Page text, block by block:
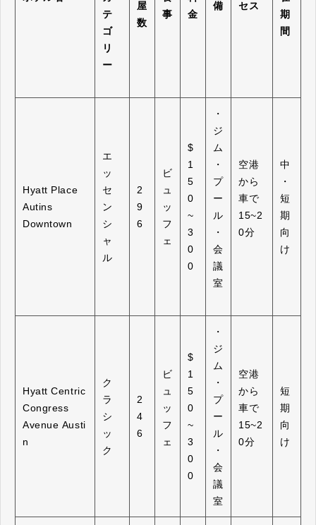
テ
ゴ
リ
ー
屋
数
事
金
備
セス
期
間
Hyatt Place
Autins
Downtown
エ
ッ
セ
ン
シ
ャ
ル
2
9
6
ビ
ュ
ッ
フ
ェ
$
1
5
0
~
3
0
0
・
ジ
ム
・
プ
ー
ル
・
会
議
室
空港
から
車で
15~2
0分
中
・
短
期
向
け
Hyatt Centric
Congress
Avenue Austi
n
ク
ラ
シ
ッ
ク
2
4
6
ビ
ュ
ッ
フ
ェ
$
1
5
0
~
3
0
0
・
ジ
ム
・
プ
ー
ル
・
会
議
室
空港
から
車で
15~2
0分
短
期
向
け